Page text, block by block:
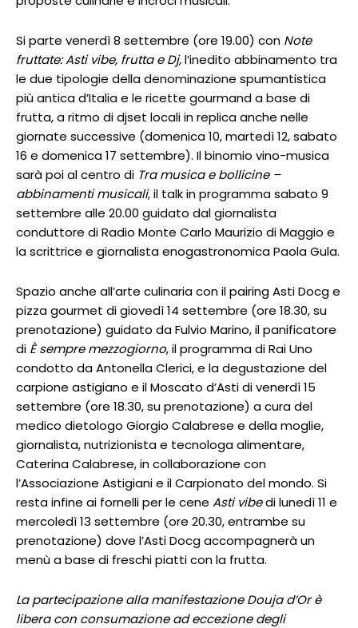
Si parte venerdì 8 settembre (ore 19.00) con Note
fruttate: Asti vibe, frutta e Dj,l’inedito abbinamento tra
le due tipologie della denominazione spumantistica
più antica d’Italia e le ricette gourmand a base di
frutta, a ritmo di djset locali in replica anche nelle
giornate successive (domenica 10, martedì 12, sabato
16 e domenica 17 settembre). Il binomio vino-musica
sarà poi al centro di Tra musica e bollicine –
abbinamenti musicali, il talk in programma sabato 9
settembre alle 20.00 guidato dal giornalista
conduttore di Radio Monte Carlo Maurizio di Maggio e
la scrittrice e giornalista enogastronomica Paola Gula.
Spazio anche all’arte culinaria con il pairing Asti Docg e
pizza gourmet di giovedì 14 settembre (ore 18.30, su
prenotazione) guidato da Fulvio Marino, il panificatore
di È sempre mezzogiorno, il programma di Rai Uno
condotto da Antonella Clerici, e la degustazione del
carpione astigiano e il Moscato d’Asti di venerdì 15
settembre (ore 18.30, su prenotazione) a cura del
medico dietologo Giorgio Calabrese e della moglie,
giornalista, nutrizionista e tecnologa alimentare,
Caterina Calabrese, in collaborazione con
l’Associazione Astigiani e il Carpionato del mondo. Si
resta infine ai fornelli per le cene Asti vibedi lunedì 11 e
mercoledì 13 settembre (ore 20.30, entrambe su
prenotazione) dove l’Asti Docg accompagnerà un
menù a base di freschi piatti con la frutta.
La partecipazione alla manifestazione Douja d’Or è
libera con consumazione ad eccezione degli